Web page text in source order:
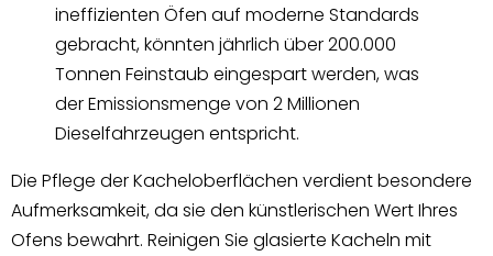
ineffizienten Öfen auf moderne Standards
gebracht, könnten jährlich über 200.000
Tonnen Feinstaub eingespart werden, was
der Emissionsmenge von 2 Millionen
Dieselfahrzeugen entspricht.
Die Pflege der Kacheloberflächen verdient besondere
Aufmerksamkeit, da sie den künstlerischen Wert Ihres
Ofens bewahrt. Reinigen Sie glasierte Kacheln mit